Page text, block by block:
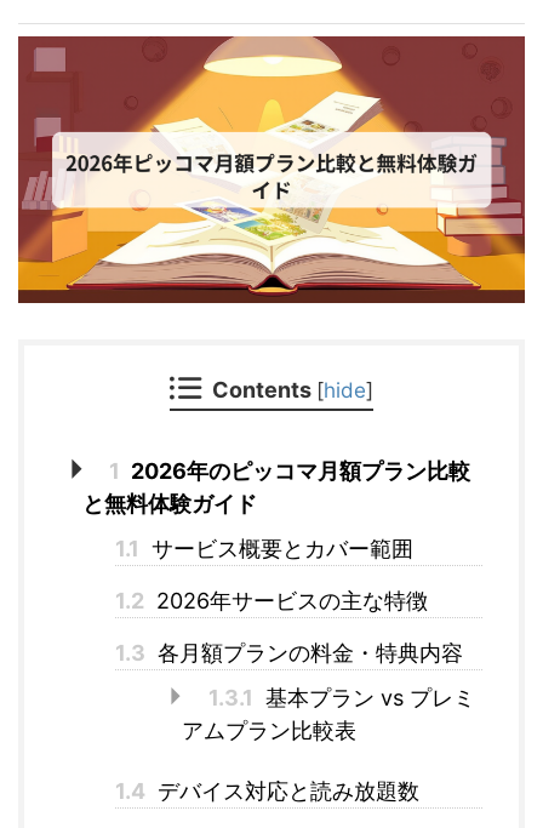
Contents [hide]
1 2026年のピッコマ月額プラン比較
と無料体験ガイド
1.1 サービス概要とカバー範囲
1.2 2026年サービスの主な特徴
1.3 各月額プランの料金・特典内容
1.3.1 基本プラン vs プレミ
アムプラン比較表
1.4 デバイス対応と読み放題数